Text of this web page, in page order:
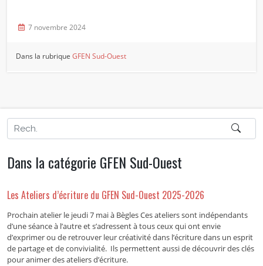
7 novembre 2024
Dans la rubriqueGFEN Sud-Ouest
Dans la catégorie GFEN Sud-Ouest
Les Ateliers d’écriture du GFEN Sud-Ouest 2025-2026
Prochain atelier le jeudi 7 mai à Bègles Ces ateliers sont indépendants
d’une séance à l’autre et s’adressent à tous ceux qui ont envie
d’exprimer ou de retrouver leur créativité dans l’écriture dans un esprit
de partage et de convivialité. Ils permettent aussi de découvrir des clés
pour animer des ateliers d’écriture.